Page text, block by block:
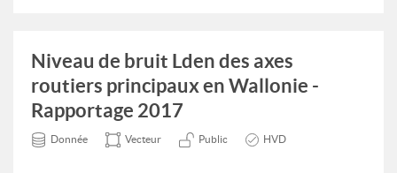
Niveau de bruit Lden des axes
routiers principaux en Wallonie -
Rapportage 2017
Donnée Vecteur Public HVD